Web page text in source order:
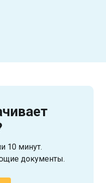
10 минут.
документы.